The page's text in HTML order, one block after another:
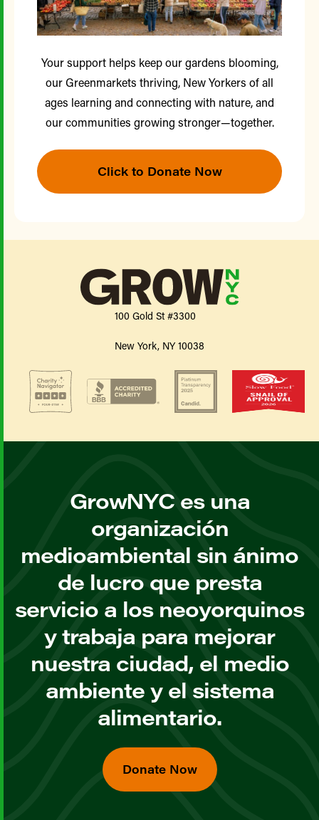
Your support helps keep our gardens blooming,
our Greenmarkets thriving, New Yorkers of all
ages learning and connecting with nature, and
our communities growing stronger—together.
Click to Donate Now
100 Gold St #3300
New York, NY 10038
GrowNYC es una
organización
medioambiental sin ánimo
de lucro que presta
servicio a los neoyorquinos
y trabaja para mejorar
nuestra ciudad, el medio
ambiente y el sistema
alimentario.
Donate Now